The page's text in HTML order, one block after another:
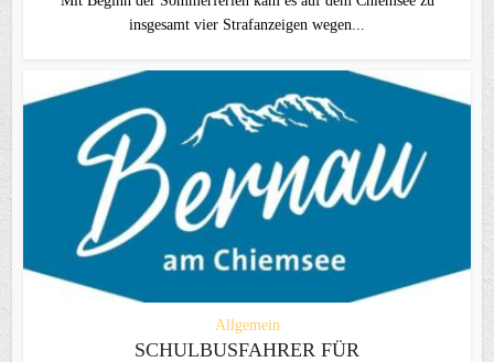
insgesamt vier Strafanzeigen wegen...
Allgemein
SCHULBUSFAHRER FÜR